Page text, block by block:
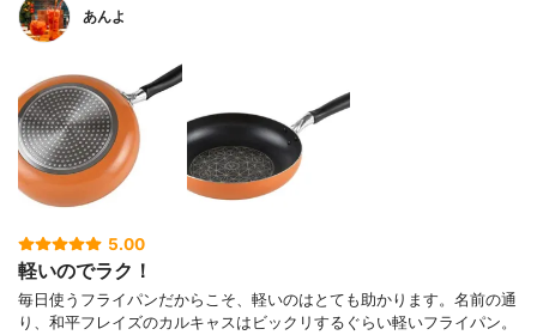
あんよ
5.00
軽いのでラク！
毎日使うフライパンだからこそ、軽いのはとても助かります。名前の通
り、和平フレイズのカルキャスはビックリするぐらい軽いフライパン。